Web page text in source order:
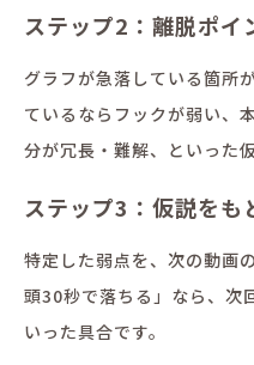
ステップ2：離脱ポイ
グラフが急落している箇所
ているならフックが弱い、
分が冗長・難解、といった
ステップ3：仮説をも
特定した弱点を、次の動画
頭30秒で落ちる」なら、次
いった具合です。